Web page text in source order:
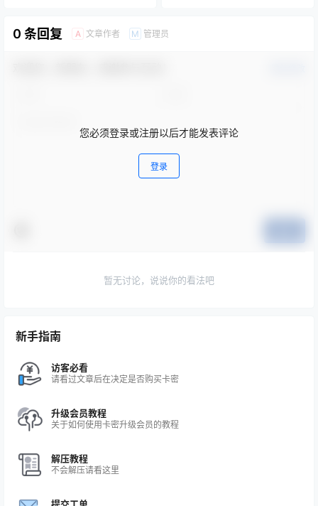
0 条回复 A 文章作者 M 管理员
您必须登录或注册以后才能发表评论
登录
暂无讨论，说说你的看法吧
新手指南
访客必看
请看过文章后在决定是否购买卡密
升级会员教程
关于如何使用卡密升级会员的教程
解压教程
不会解压请看这里